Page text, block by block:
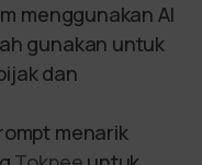
menggunakan AI
gunakan untuk
dan
menarik